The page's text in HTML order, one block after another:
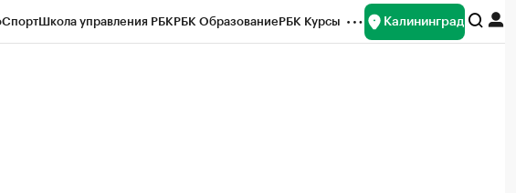
СпортШкола управления РБКРБК ОбразованиеРБК Курсы Калининград